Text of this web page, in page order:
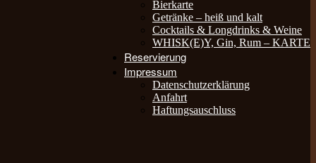
Bierkarte
Getränke – heiß und kalt
Cocktails & Longdrinks & Weine
WHISK(E)Y, Gin, Rum – KARTE
Reservierung
Impressum
Datenschutzerklärung
Anfahrt
Haftungsauschluss